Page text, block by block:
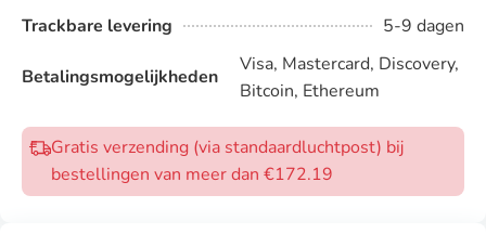
Trackbare levering 5-9 dagen
Betalingsmogelijkheden
Visa, Mastercard, Discovery,
Bitcoin, Ethereum
Gratis verzending (via standaardluchtpost) bij
bestellingen van meer dan €172.19